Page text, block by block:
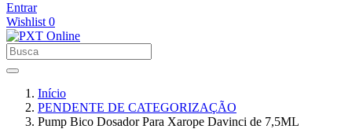
Entrar
Wishlist 0
Início
PENDENTE DE CATEGORIZAÇÃO
Pump Bico Dosador Para Xarope Davinci de 7,5ML